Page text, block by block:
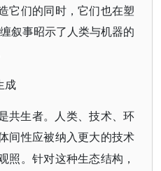
它们的同时，它们也在塑
叙事昭示了人类与机器的
成
共生者。人类、技术、环
间性应被纳入更大的技术
。针对这种生态结构，